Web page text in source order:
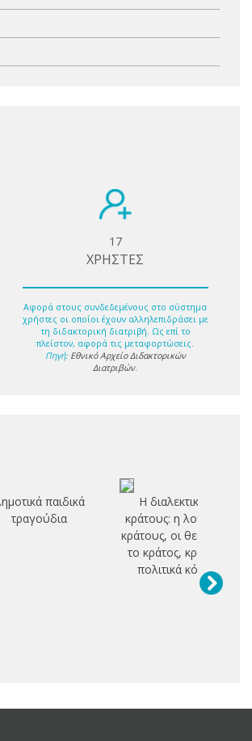
17
ΧΡΗΣΤΕΣ
Αφορά στους συνδεδεμένους στο σύστημα
χρήστες οι οποίοι έχουν αλληλεπιδράσει με
τη διδακτορική διατριβή. Ως επί το
πλείστον, αφορά τις μεταφορτώσεις.
Πηγή: Εθνικό Αρχείο Διδακτορικών
Διατριβών.
παιδικά
τραγούδια
Η διαλεκτική του
κράτους: η λογική του
κράτους, οι θεωρίες για
το κράτος, κράτος και
πολιτικά κόμματα